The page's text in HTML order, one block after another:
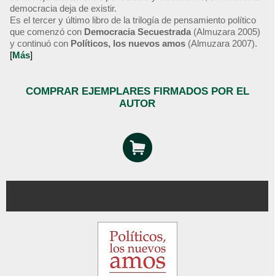
democracia deja de existir.
Es el tercer y último libro de la trilogía de pensamiento político
que comenzó con Democracia Secuestrada (Almuzara 2005)
y continuó con Políticos, los nuevos amos (Almuzara 2007).
[Más]
COMPRAR EJEMPLARES FIRMADOS POR EL
AUTOR